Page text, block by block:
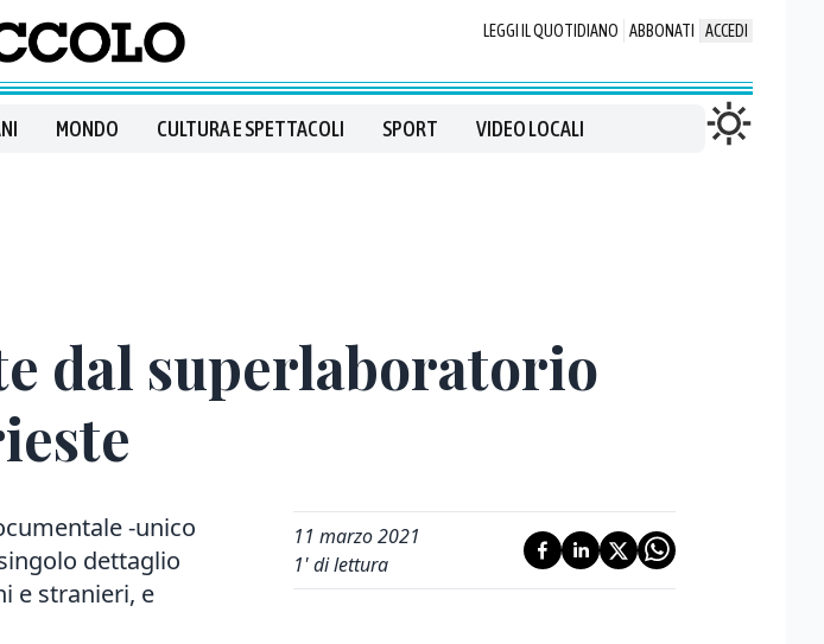
LEGGI IL QUOTIDIANO ABBONATI ACCEDI
MONDO CULTURA E SPETTACOLI SPORT VIDEO LOCALI
dal superlaboratorio
-unico
dettaglio
e stranieri, e
11 marzo 2021
1' di lettura